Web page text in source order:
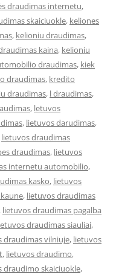
draudimas internetu,
skaiciuokle, keliones
, kelioniu draudimas,
kaina, kelioniu
draudimas, kiek
draudimas, kredito
draudimas, l draudimas,
, letuvos
, lietuvos darudimas,
lietuvos draudimas
draudimas, lietuvos
internetu automobilio,
kasko, lietuvos
, lietuvos draudimas
, lietuvos draudimas pagalba
draudimas siauliai,
draudimas vilniuje, lietuvos
, lietuvos draudimo,
draudimo skaiciuokle,